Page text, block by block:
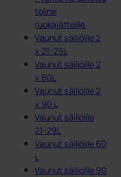
teline
ruokajätteille
Vaunut säiliöille 2
x 21-29L
Vaunut säiliöille 2
x 60L
Vaunut säiliöille 2
x 90 L
Vaunut säiliöille
21-29L
Vaunut säiliöille 60
L
Vaunut säiliöille 90